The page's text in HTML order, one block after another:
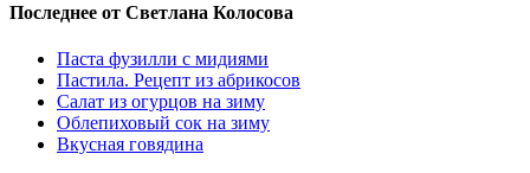
Последнее от Светлана Колосова
Паста фузилли с мидиями
Пастила. Рецепт из абрикосов
Салат из огурцов на зиму
Облепиховый сок на зиму
Вкусная говядина